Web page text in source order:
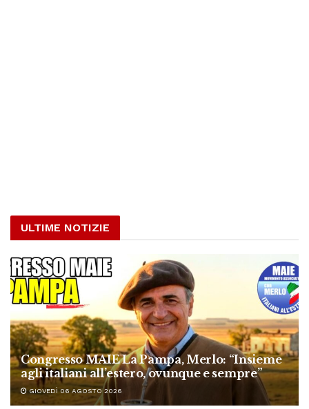
ULTIME NOTIZIE
Congresso MAIE La Pampa, Merlo: “Insieme
agli italiani all’estero, ovunque e sempre”
GIOVEDÌ 06 AGOSTO 2026